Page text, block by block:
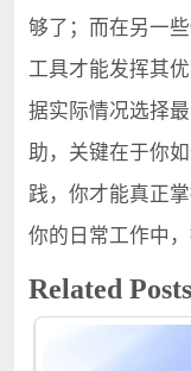
够了；而在另一
工具才能发挥其
据实际情况选择
助，关键在于你
践，你才能真正
你的日常工作中
Related